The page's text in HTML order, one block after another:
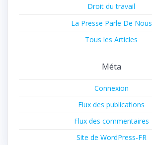
Droit du travail
La Presse Parle De Nous
Tous les Articles
Méta
Connexion
Flux des publications
Flux des commentaires
Site de WordPress-FR